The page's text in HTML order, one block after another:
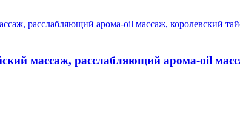
массаж, расслабляющий арома-oil